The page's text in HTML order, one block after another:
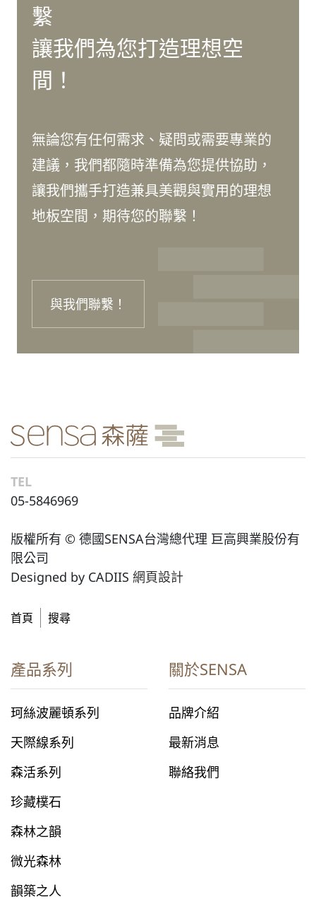
繫
讓我們為您打造理想空
間！
無論您有任何需求、疑問或需要專業的
建議，我們都隨時準備為您提供協助，
讓我們攜手打造兼具美觀與實用的理想
地板空間，期待您的聯繫！
與我們聯繫！
TEL
05-5846969
版權所有 © 德國SENSA台灣總代理 巨高興業股份有
限公司
Designed by CADIIS 網頁設計
首頁 搜尋
產品系列
珂絲波麗頓系列
天際線系列
森活系列
珍藏樸石
森林之韻
微光森林
韻築之人
關於SENSA
品牌介紹
最新消息
聯絡我們